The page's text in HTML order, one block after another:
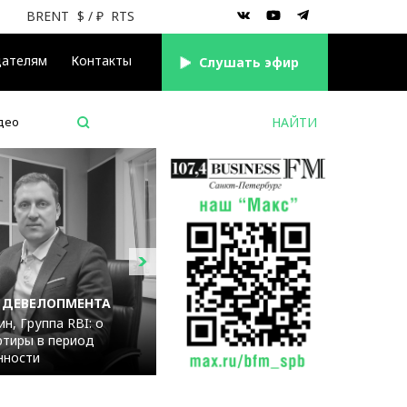
Контакты Cлушать эфир
BRENT $ / ₽ RTS
ДЕВЕЛОПМЕНТА
Группа RBI: о
в период